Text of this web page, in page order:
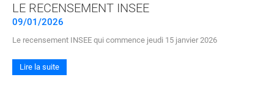
LE RECENSEMENT INSEE
09/01/2026
Le recensement INSEE qui commence jeudi 15 janvier 2026
Lire la suite